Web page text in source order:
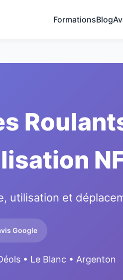
FormationsBlog
utilisation et
Google
• Le Blanc • Argenton